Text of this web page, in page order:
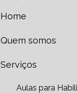
Home
Quem somos
Serviços
Aulas para